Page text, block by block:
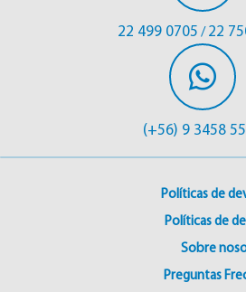
22 499 0705 / 22
(+56) 9 3458
Políticas de
Políticas de
Sobre
Preguntas